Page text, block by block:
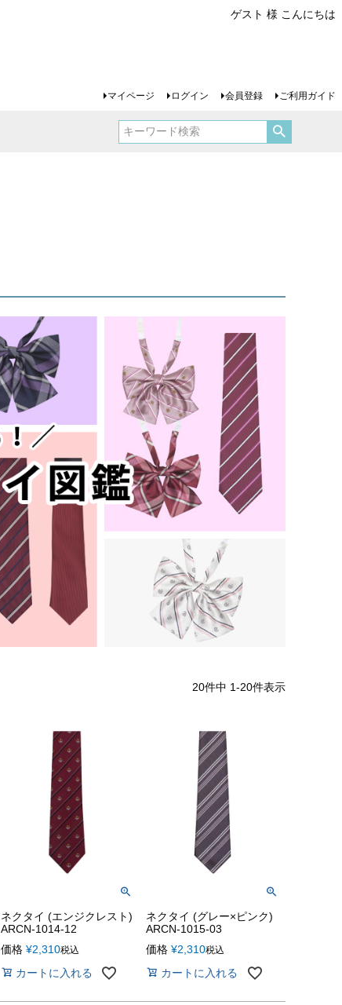
ゲスト 様 こんにちは
マイページ ログイン 会員登録 ご利用ガイド
20件中 1-20件表示
ネクタイ (エンジクレスト)
ARCN-1014-12
価格 ¥2,310税込
カートに入れる
ネクタイ (グレー×ピンク)
ARCN-1015-03
価格 ¥2,310税込
カートに入れる